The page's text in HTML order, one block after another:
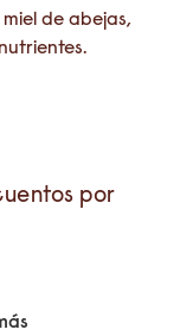
de abejas,
por